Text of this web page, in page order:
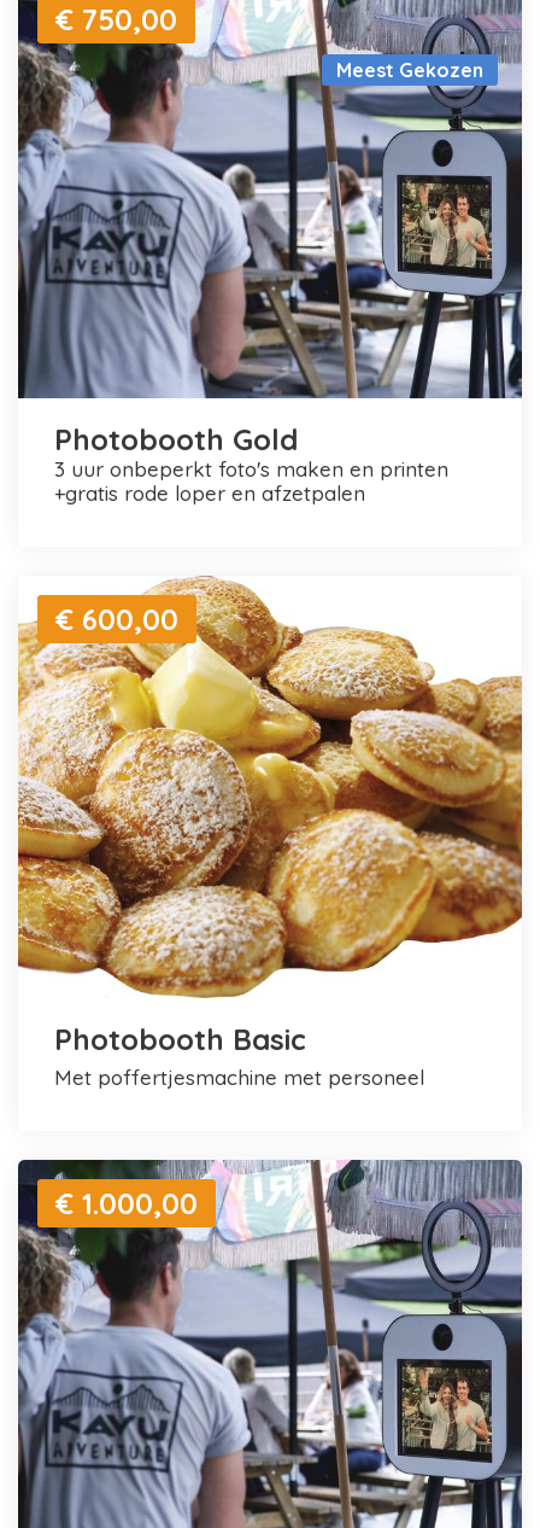
Meest Gekozen
€ 750,00
Photobooth Gold
3 uur onbeperkt foto's maken en printen
+gratis rode loper en afzetpalen
€ 600,00
Photobooth Basic
met poffertjesmachine met personeel
€ 1.000,00